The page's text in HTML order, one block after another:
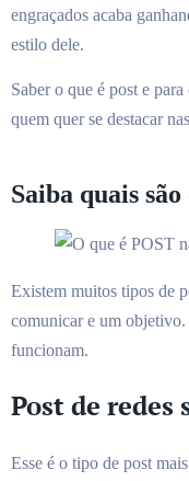
engraçados acaba
estilo dele.
Saber o que é post e
quem quer se destacar
Saiba quais
Existem muitos tipos de
comunicar e um
funcionam.
Post de redes
Esse é o tipo de post